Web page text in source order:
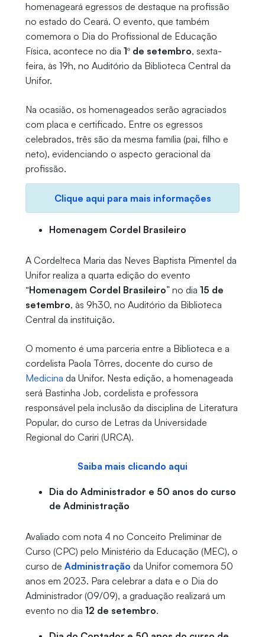
homenageará egressos de destaque na profissão
no estado do Ceará. O evento, que também
comemora o Dia do Profissional de Educação
Física, acontece no dia 1º de setembro, sexta-
feira, às 19h, no Auditório da Biblioteca Central da
Unifor.
Na ocasião, os homenageados serão agraciados
com placa e certificado. Entre os egressos
celebrados, três são da mesma família (pai, filho e
neto), evidenciando o aspecto geracional da
profissão.
Clique aqui para mais informações
Homenagem Cordel Brasileiro
A Cordelteca Maria das Neves Baptista Pimentel da
Unifor realiza a quarta edição do evento
“Homenagem Cordel Brasileiro” no dia 15 de
setembro, às 9h30, no Auditório da Biblioteca
Central da instituição.
O momento é uma parceria entre a Biblioteca e a
cordelista Paola Tôrres, docente do curso de
Medicina da Unifor. Nesta edição, a homenageada
será Bastinha Job, cordelista e professora
responsável pela inclusão da disciplina de Literatura
Popular, do curso de Letras da Universidade
Regional do Cariri (URCA).
Saiba mais clicando aqui
Dia do Administrador e 50 anos do curso
de Administração
Avaliado com nota 4 no Conceito Preliminar de
Curso (CPC) pelo Ministério da Educação (MEC), o
curso de Administração da Unifor comemora 50
anos em 2023. Para celebrar a data e o Dia do
Administrador (09/09), a graduação realizará um
evento no dia 12 de setembro.